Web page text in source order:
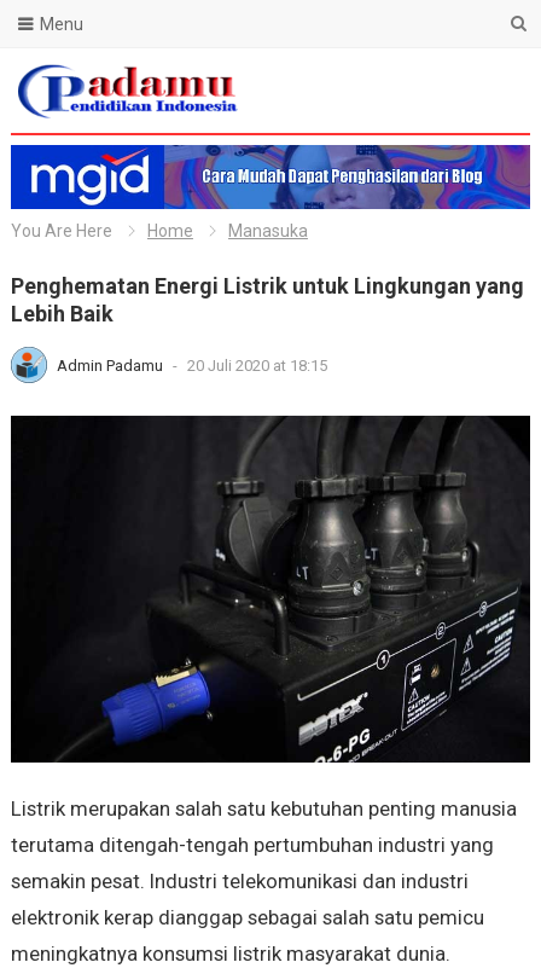
Blog Padamu
Menu
You Are Here Home Manasuka
Penghematan Energi Listrik untuk Lingkungan yang
Lebih Baik
Admin Padamu - 20 Juli 2020 at 18:15
Listrik merupakan salah satu kebutuhan penting manusia
terutama ditengah-tengah pertumbuhan industri yang
semakin pesat. Industri telekomunikasi dan industri
elektronik kerap dianggap sebagai salah satu pemicu
meningkatnya konsumsi listrik masyarakat dunia.